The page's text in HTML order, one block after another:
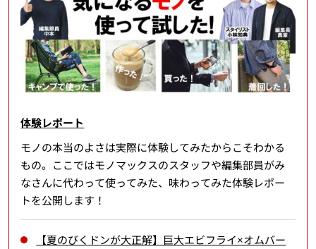
体験レポート
モノの本当のよさは実際に体験してみたからこそわかる
もの。ここではモノマックスのスタッフや編集部員がみ
なさんに代わって使ってみた、味わってみた体験レポー
トを公開します！
【夏のびくドンが大正解】巨大エビフライ×オムバー